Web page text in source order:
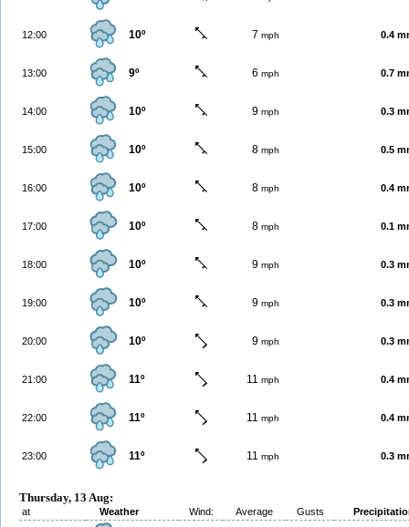
12:00 10º 7 mph 0.4
13:00 9º 6 mph 0.7
14:00 10º 9 mph 0.3
15:00 10º 8 mph 0.5
16:00 10º 8 mph 0.4
17:00 10º 8 mph 0.1
18:00 10º 9 mph 0.3
19:00 10º 9 mph 0.3
20:00 10º 9 mph 0.3
21:00 11º 11 mph 0.4
22:00 11º 11 mph 0.4
23:00 11º 11 mph 0.3
Thursday, 13 Aug:
at Weather Wind: Average Gusts